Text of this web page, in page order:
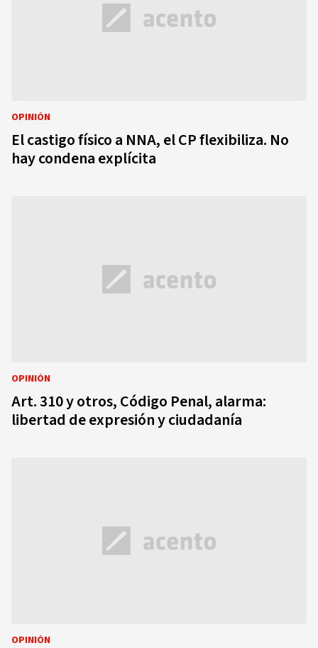
OPINIÓN
El castigo físico a NNA, el CP flexibiliza. No
hay condena explícita
OPINIÓN
Art. 310 y otros, Código Penal, alarma:
libertad de expresión y ciudadanía
OPINIÓN